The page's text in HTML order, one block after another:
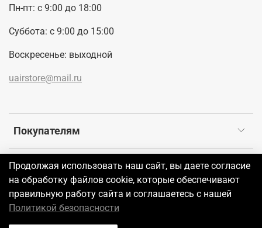
Покупателям
Пн-пт: с 9:00 до 18:00
Суббота: с 9:00 до 15:00
Воскресенье: выходной
uairstore@mail.ru
©2026 UAIR
Продолжая использовать наш сайт, вы даете согласие
на обработку файлов cookie, которые обеспечивают
правильную работу сайта и соглашаетесь с нашей
Политикой безопасности